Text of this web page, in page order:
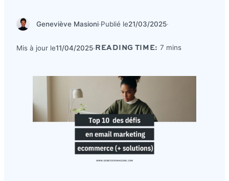
Geneviève Masioni·Publié le21/03/2025·
Mis à jour le11/04/2025·